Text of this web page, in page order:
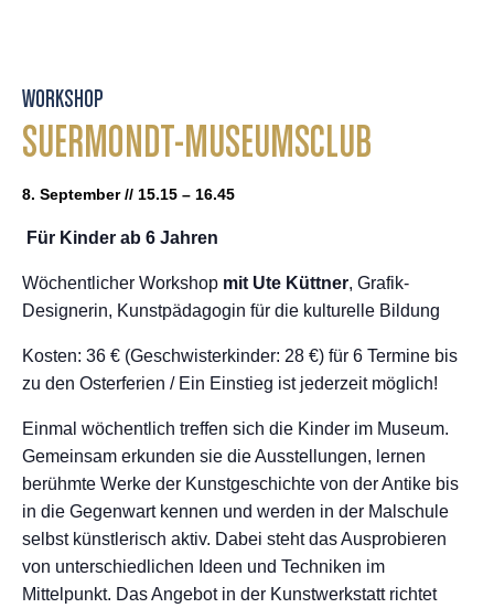
WORKSHOP
SUERMONDT-MUSEUMSCLUB
8. September // 15.15 – 16.45
Für Kinder ab 6 Jahren
Wöchentlicher Workshop mit Ute Küttner, Grafik-
Designerin, Kunstpädagogin für die kulturelle Bildung
Kosten: 36 € (Geschwisterkinder: 28 €) für 6 Termine bis
zu den Osterferien / Ein Einstieg ist jederzeit möglich!
Einmal wöchentlich treffen sich die Kinder im Museum.
Gemeinsam erkunden sie die Ausstellungen, lernen
berühmte Werke der Kunstgeschichte von der Antike bis
in die Gegenwart kennen und werden in der Malschule
selbst künstlerisch aktiv. Dabei steht das Ausprobieren
von unterschiedlichen Ideen und Techniken im
Mittelpunkt. Das Angebot in der Kunstwerkstatt richtet